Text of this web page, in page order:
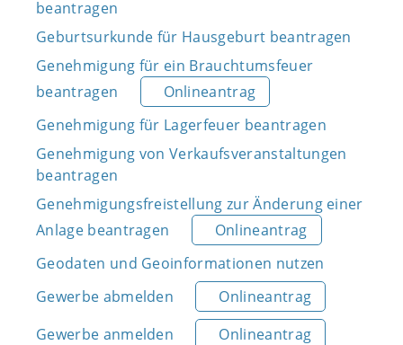
beantragen
Geburtsurkunde für Hausgeburt beantragen
Genehmigung für ein Brauchtumsfeuer
beantragen
Onlineantrag
Genehmigung für Lagerfeuer beantragen
Genehmigung von Verkaufsveranstaltungen
beantragen
Genehmigungsfreistellung zur Änderung einer
Anlage beantragen
Onlineantrag
Geodaten und Geoinformationen nutzen
Gewerbe abmelden
Onlineantrag
Gewerbe anmelden
Onlineantrag